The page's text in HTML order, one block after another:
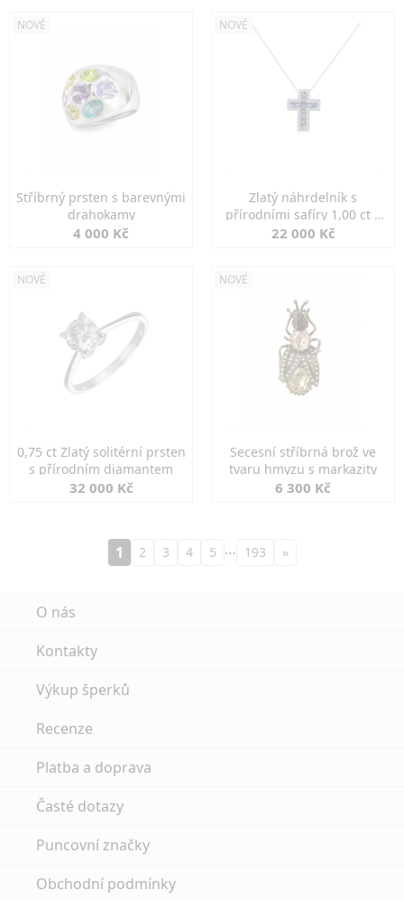
NOVÉ
Stříbrný prsten s barevnými
drahokamy
4 000 Kč
NOVÉ
Zlatý náhrdelník s
přírodními safíry 1,00 ct a
diamanty
22 000 Kč
NOVÉ
0,75 ct Zlatý solitérní prsten
s přírodním diamantem
32 000 Kč
NOVÉ
Secesní stříbrná brož ve
tvaru hmyzu s markazity
6 300 Kč
1 2 3 4 5 … 193 »
O nás
Kontakty
Výkup šperků
Recenze
Platba a doprava
Časté dotazy
Puncovní značky
Obchodní podmínky